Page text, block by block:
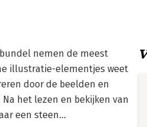
nemen de meest
illustratie-elementjes weet
door de beelden en
het lezen en bekijken van
een steen…